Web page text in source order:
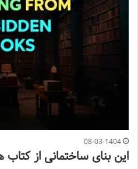
08-03-1404
این بنای ساختمانی از